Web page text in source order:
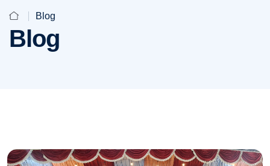
Blog
Blog